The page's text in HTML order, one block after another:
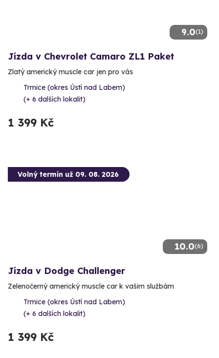
9.0(1)
Jízda v Chevrolet Camaro ZL1 Paket
Zlatý americký muscle car jen pro vás
Trmice (okres Ústí nad Labem)
(+ 6 dalších lokalit)
1 399 Kč
10.0(6)
Volný termín už 09. 08. 2026
Jízda v Dodge Challenger
Zelenočerný americký muscle car k vašim službám
Trmice (okres Ústí nad Labem)
(+ 6 dalších lokalit)
1 399 Kč